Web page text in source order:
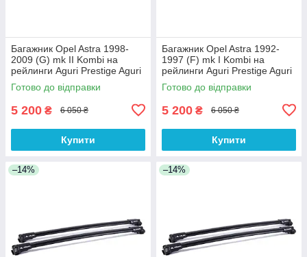
Багажник Opel Astra 1998-
2009 (G) mk II Kombi на
рейлинги Aguri Prestige Aguri
Готово до відправки
5 200 ₴ 6 050 ₴
Купити
Багажник Opel Astra 1992-
1997 (F) mk I Kombi на
рейлинги Aguri Prestige Aguri
Готово до відправки
5 200 ₴ 6 050 ₴
Купити
–14% –14%